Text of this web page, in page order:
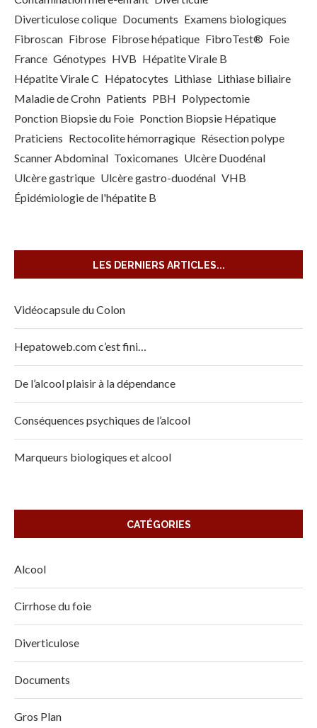
Diverticulose colique Documents Examens biologiques
Fibroscan Fibrose Fibrose hépatique FibroTest® Foie
France Génotypes HVB Hépatite Virale B
Hépatite Virale C Hépatocytes Lithiase Lithiase biliaire
Maladie de Crohn Patients PBH Polypectomie
Ponction Biopsie du Foie Ponction Biopsie Hépatique
Praticiens Rectocolite hémorragique Résection polype
Scanner Abdominal Toxicomanes Ulcère Duodénal
Ulcère gastrique Ulcère gastro-duodénal VHB
Épidémiologie de l'hépatite B
LES DERNIERS ARTICLES...
Vidéocapsule du Colon
Hepatoweb.com c’est fini…
De l’alcool plaisir à la dépendance
Conséquences psychiques de l’alcool
Marqueurs biologiques et alcool
CATÉGORIES
Alcool
Cirrhose du foie
Diverticulose
Documents
Gros Plan